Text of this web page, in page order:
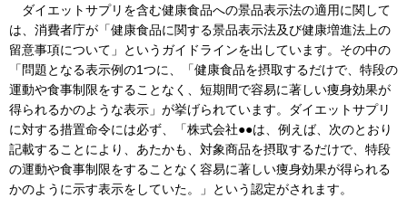
ダイエットサプリを含む健康食品への景品表示法の適用に関して
は、消費者庁が「健康食品に関する景品表示法及び健康増進法上の
留意事項について」というガイドラインを出しています。その中の
「問題となる表示例の1つに、「健康食品を摂取するだけで、特段の
運動や食事制限をすることなく、短期間で容易に著しい痩身効果が
得られるかのような表示」が挙げられています。ダイエットサプリ
に対する措置命令には必ず、「株式会社●●は、例えば、次のとおり
記載することにより、あたかも、対象商品を摂取するだけで、特段
の運動や食事制限をすることなく容易に著しい痩身効果が得られる
かのように示す表示をしていた。」という認定がされます。